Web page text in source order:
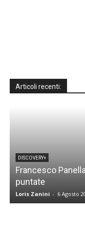
Articoli recenti:
DISCOVERY+
Francesco
puntate
Loris Zanini - 6 Agosto